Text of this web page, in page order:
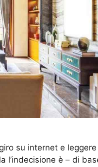
su internet e leggere
l’indecisione è – di